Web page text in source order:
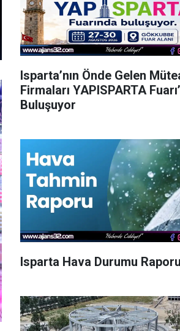
Isparta’nın Önde Gelen
Firmaları YAPISPARTA
Buluşuyor
Isparta Hava Durumu Raporu